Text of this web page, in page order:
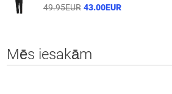
49.95EUR 43.00EUR
Mēs iesakām